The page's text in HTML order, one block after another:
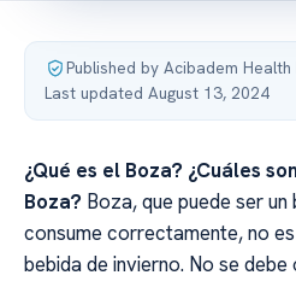
Published by Acibadem Health
Last updated August 13, 2024
¿Qué es el Boza? ¿Cuáles
Boza? Boza, que puede ser
consume correctamente, no es
bebida de invierno. No se